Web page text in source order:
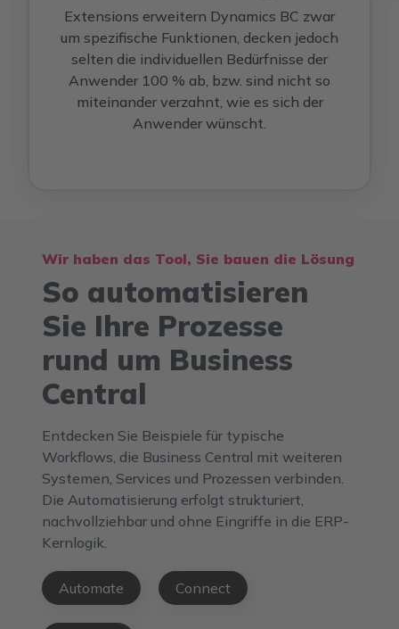
Extensions erweitern Dynamics BC zwar
um spezifische Funktionen, decken jedoch
selten die individuellen Bedürfnisse der
Anwender 100 % ab, bzw. sind nicht so
miteinander verzahnt, wie es sich der
Anwender wünscht.
Wir haben das Tool, Sie bauen die Lösung
So automatisieren
Sie Ihre Prozesse
rund um Business
Central
Entdecken Sie Beispiele für typische
Workflows, die Business Central mit weiteren
Systemen, Services und Prozessen verbinden.
Die Automatisierung erfolgt strukturiert,
nachvollziehbar und ohne Eingriffe in die ERP-
Kernlogik.
Automate Connect